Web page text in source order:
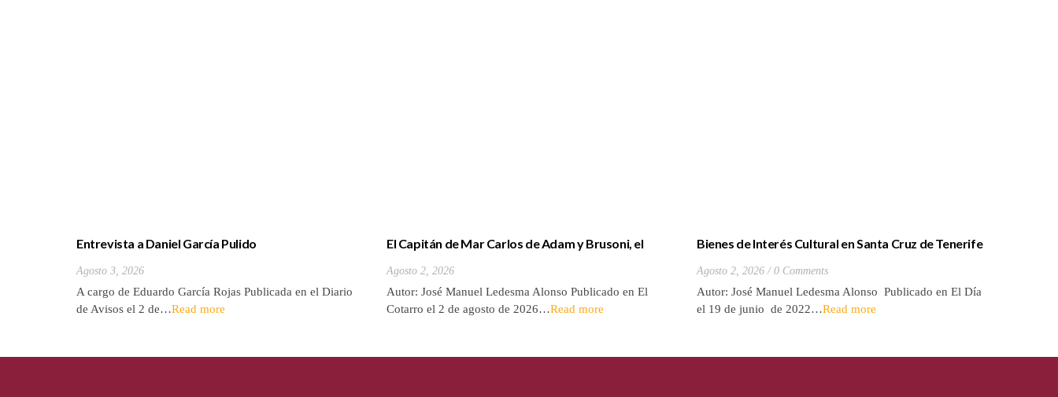
Entrevista a Daniel García Pulido
Agosto 3, 2026
A cargo de Eduardo García Rojas Publicada en el Diario
de Avisos el 2 de…Read more
El Capitán de Mar Carlos de Adam y Brusoni, el
Agosto 2, 2026
Autor: José Manuel Ledesma Alonso Publicado en El
Cotarro el 2 de agosto de 2026…Read more
Bienes de Interés Cultural en Santa Cruz de Tenerife
Agosto 2, 2026 0 Comments
Autor: José Manuel Ledesma Alonso Publicado en El Día
el 19 de junio de 2022…Read more